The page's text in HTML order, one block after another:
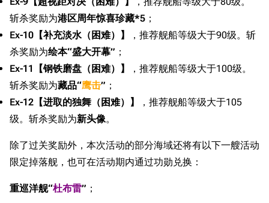
斩杀奖励为港区周年惊喜珍藏*5 ；
Ex-10【补充淡水（困难）】
，推荐舰船等级大于90级。斩
杀奖励为绘本“盛大开幕” ；
Ex-11【钢铁磨盘（困难）】
，推荐舰船等级大于100级。
斩杀奖励为藏品“鹰击” ；
Ex-12【进取的独舞（困难）】
，推荐舰船等级大于105
级。斩杀奖励为新头像。
除了过关奖励外，本次活动的部分海域还将有以下一艘活动
限定掉落舰，也可在活动期内通过功勋兑换：
重巡洋舰“杜布雷” ；